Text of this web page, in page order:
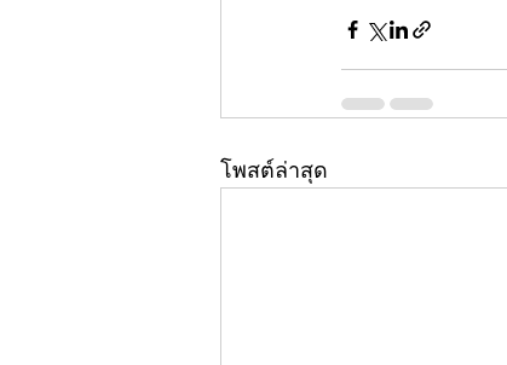
โพสต์ล่าสุด